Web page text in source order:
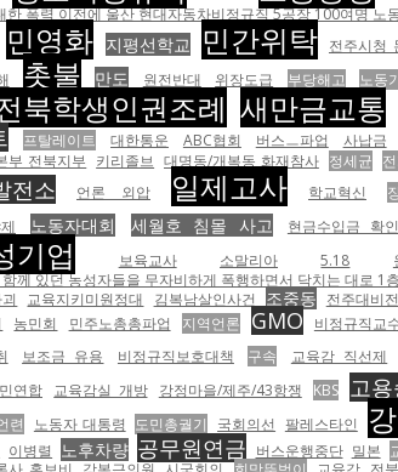
한 폭력 이전에 울산 현대자동차비정규직 5공장 100
민영화 지평선학교 민간위탁 전주시청
촛불 만도 원전반대 위장도급 부당해고 노동
북학생인권조례 새만금교통
프탈레이트 대한통운 ABC협회 버스ㅡ파업 사납금
부 전북지부 키리졸브 대명동/개복동 화재참사 정세균
전소 언론 외압 일제고사 학교혁신
노동자대회 세월호 침몰 사고 현금수입금 확
기업 보육교사 소말리아 5.18
함께 있던 농성자들을 무자비하게 폭행하면서 닥치는
교육지키미원정대 김복남살인사건 조중동 전주대비
농민회 민주노총총파업 지역언론 GMO 비정규직교
보조금 유용 비정규직보호대책 구속 교육감 직선제
연합 교육감실 개방 강정마을/제주/43항쟁 KBS 고
련 노동자 대통령 도민총궐기 국회의선 팔레스타인
이병렬 노후차량 공무원연금 버스운행중단 밀본